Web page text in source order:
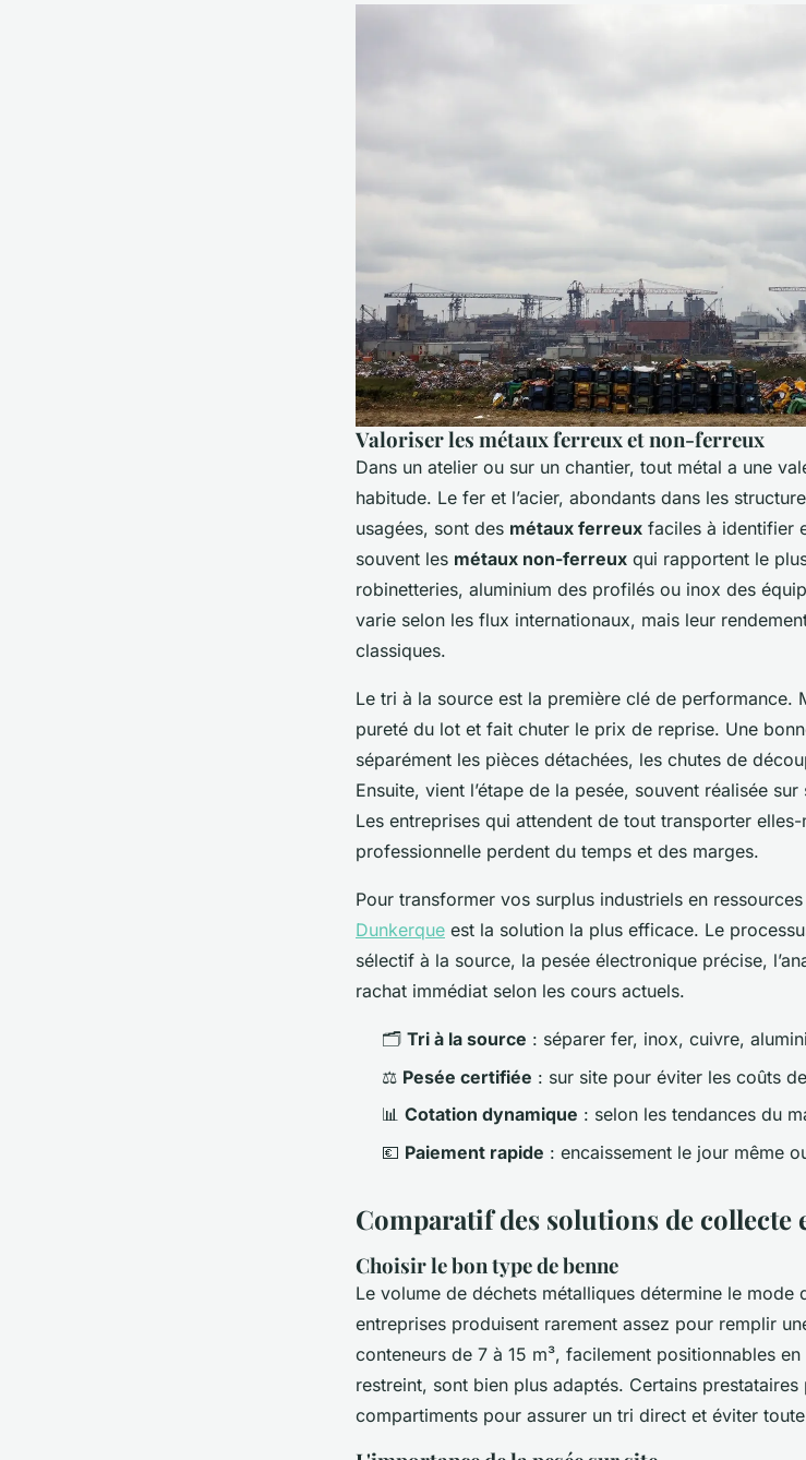
Valoriser les métaux ferreux et non-ferreux
Dans un atelier ou sur un chantier, tout métal a une
habitude. Le fer et l’acier, abondants dans les
usagées, sont des métaux ferreux faciles à identifier
souvent les métaux non-ferreux qui rapportent le
robinetteries, aluminium des profilés ou inox des
varie selon les flux internationaux, mais leur
classiques.
Le tri à la source est la première clé de performance.
pureté du lot et fait chuter le prix de reprise. Une
séparément les pièces détachées, les chutes de
Ensuite, vient l’étape de la pesée, souvent réalisée
Les entreprises qui attendent de tout transporter
professionnelle perdent du temps et des marges.
Pour transformer vos surplus industriels en
Dunkerque est la solution la plus efficace. Le
sélectif à la source, la pesée électronique précise,
rachat immédiat selon les cours actuels.
🗂️ Tri à la source : séparer fer, inox, cuivre,
⚖️ Pesée certifiée : sur site pour éviter les coûts
📊 Cotation dynamique : selon les tendances du
💶 Paiement rapide : encaissement le jour même
Comparatif des solutions de collecte
Choisir le bon type de benne
Le volume de déchets métalliques détermine le mode
entreprises produisent rarement assez pour remplir
conteneurs de 7 à 15 m³, facilement positionnables
restreint, sont bien plus adaptés. Certains
compartiments pour assurer un tri direct et éviter